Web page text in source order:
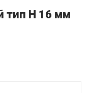
тип Н 16 мм